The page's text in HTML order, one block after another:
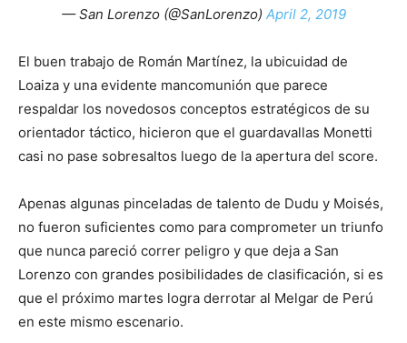
— San Lorenzo (@SanLorenzo) April 2, 2019
El buen trabajo de Román Martínez, la ubicuidad de
Loaiza y una evidente mancomunión que parece
respaldar los novedosos conceptos estratégicos de su
orientador táctico, hicieron que el guardavallas Monetti
casi no pase sobresaltos luego de la apertura del score.
Apenas algunas pinceladas de talento de Dudu y Moisés,
no fueron suficientes como para comprometer un triunfo
que nunca pareció correr peligro y que deja a San
Lorenzo con grandes posibilidades de clasificación, si es
que el próximo martes logra derrotar al Melgar de Perú
en este mismo escenario.